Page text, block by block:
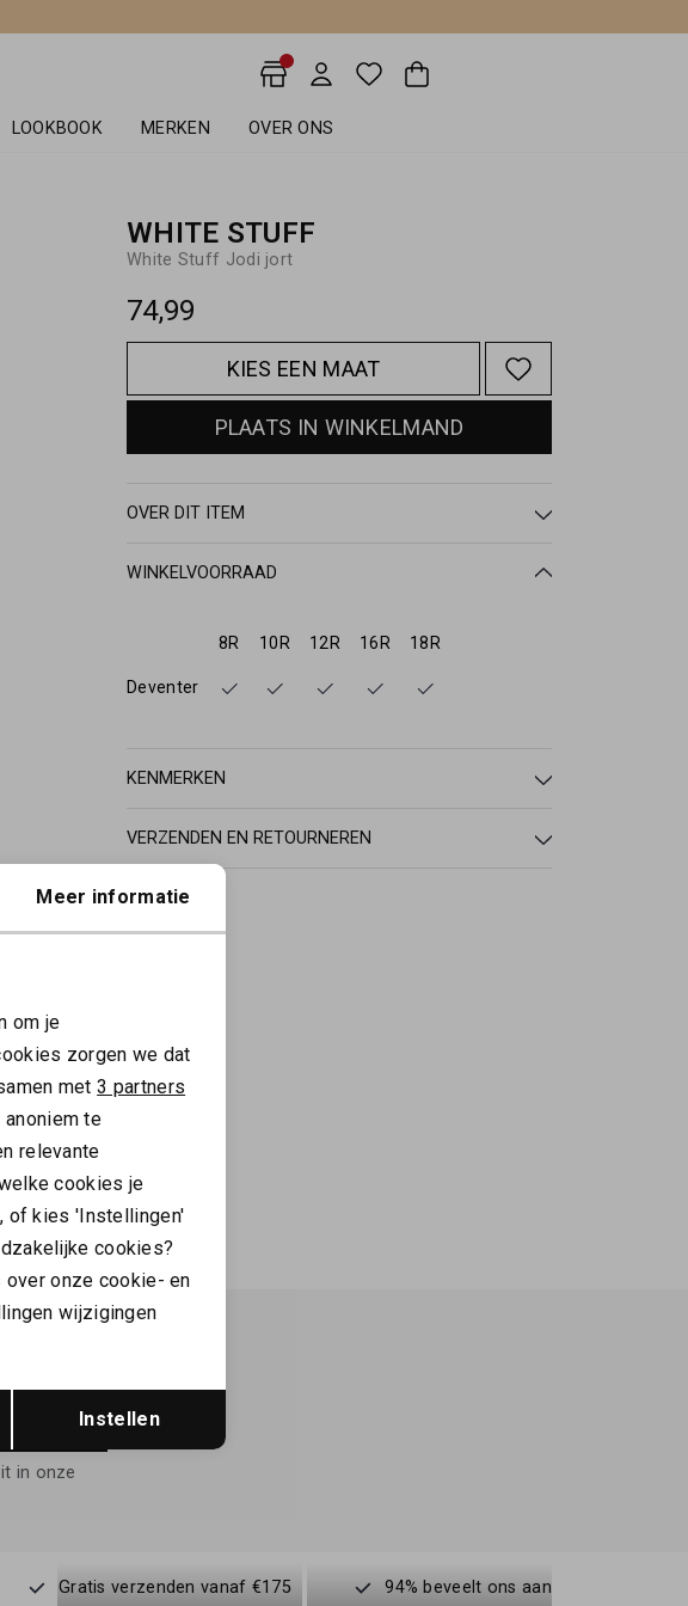
LOOKBOOK MERKEN OVER ONS
WHITE STUFF
White Stuff Jodi jort
74,99
KIES EEN MAAT
PLAATS IN WINKELMAND
OVER DIT ITEM
WINKELVOORRAAD
8R 10R 12R 16R 18R
Deventer
KENMERKEN
VERZENDEN EN RETOURNEREN
ZIJN?
in onze
Gratis verzenden vanaf €175 94% beveelt ons aan
cookies
Opslaan
Meer informatie
om je
zorgen we dat
met3 partners
te
relevante
cookies je
of kies 'Instellingen'
cookies?
over onze cookie- en
wijzigingen
Instellen